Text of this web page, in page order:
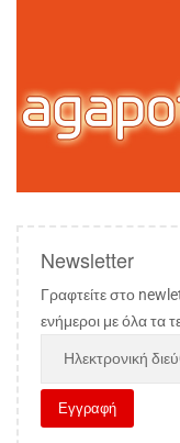
Newsletter
Γραφτείτε στο
ενήμεροι με όλα τα